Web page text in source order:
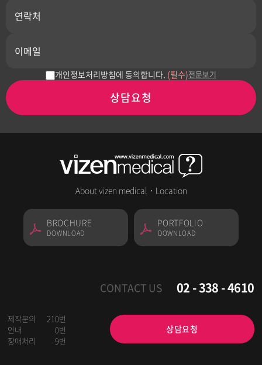
개인정보처리방침에 동의합니다. (필수)전문보기
상담요청
About vizen medical · Location
BROCHURE
DOWNLOAD
PORTFOLIO
DOWNLOAD
CONTACT US
제작문의
210번
안내
0번
장애처리
9번
02 - 338 - 4610
상담요청